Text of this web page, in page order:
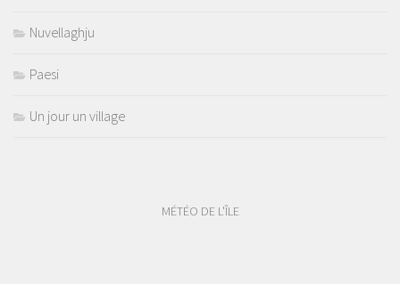
Nuvellaghju
Paesi
Un jour un village
MÉTÉO DE L'ÎLE